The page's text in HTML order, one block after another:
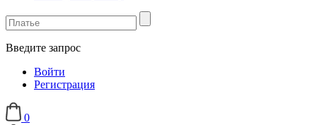
Введите запрос
Войти
Регистрация
0